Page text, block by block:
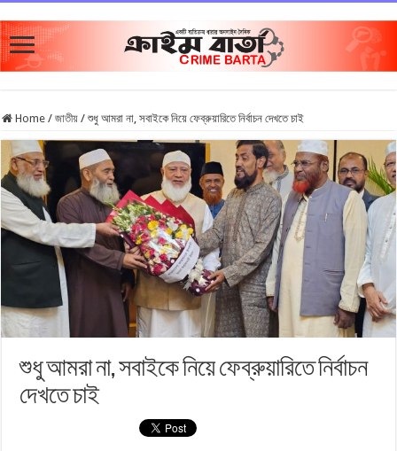
Home / জাতীয় / শুধু আমরা না, সবাইকে নিয়ে ফেব্রুয়ারিতে নির্বাচন দেখতে চাই
শুধু আমরা না, সবাইকে নিয়ে ফেব্রুয়ারিতে নির্বাচন
দেখতে চাই